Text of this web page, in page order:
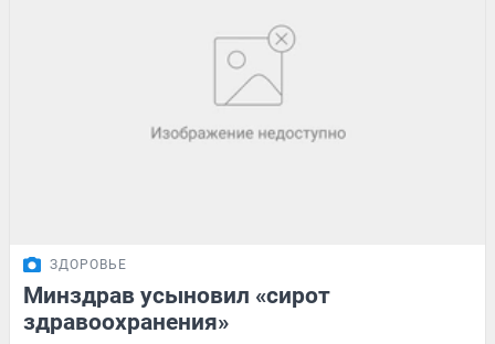
ЗДОРОВЬЕ
Минздрав усыновил «сирот
здравоохранения»